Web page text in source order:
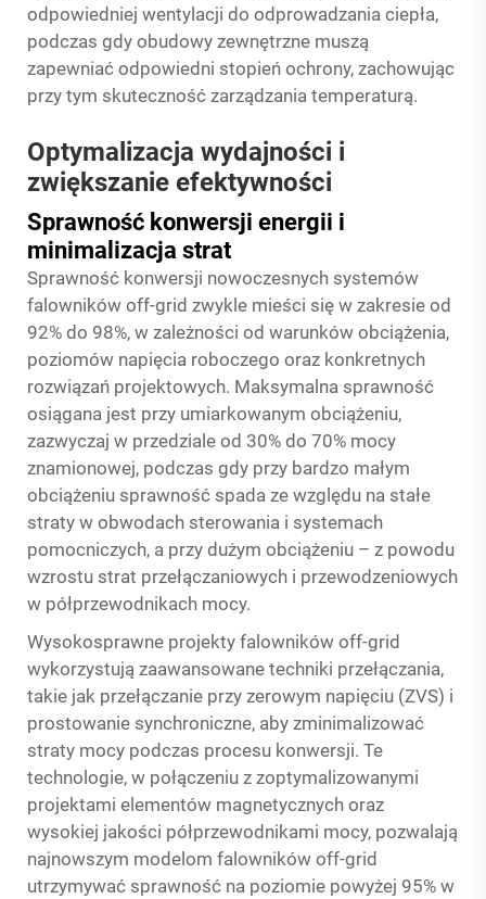
odpowiedniej wentylacji do odprowadzania ciepła,
podczas gdy obudowy zewnętrzne muszą
zapewniać odpowiedni stopień ochrony, zachowując
przy tym skuteczność zarządzania temperaturą.
Optymalizacja wydajności i
zwiększanie efektywności
Sprawność konwersji energii i
minimalizacja strat
Sprawność konwersji nowoczesnych systemów
falowników off-grid zwykle mieści się w zakresie od
92% do 98%, w zależności od warunków obciążenia,
poziomów napięcia roboczego oraz konkretnych
rozwiązań projektowych. Maksymalna sprawność
osiągana jest przy umiarkowanym obciążeniu,
zazwyczaj w przedziale od 30% do 70% mocy
znamionowej, podczas gdy przy bardzo małym
obciążeniu sprawność spada ze względu na stałe
straty w obwodach sterowania i systemach
pomocniczych, a przy dużym obciążeniu – z powodu
wzrostu strat przełączaniowych i przewodzeniowych
w półprzewodnikach mocy.
Wysokosprawne projekty falowników off-grid
wykorzystują zaawansowane techniki przełączania,
takie jak przełączanie przy zerowym napięciu (ZVS) i
prostowanie synchroniczne, aby zminimalizować
straty mocy podczas procesu konwersji. Te
technologie, w połączeniu z zoptymalizowanymi
projektami elementów magnetycznych oraz
wysokiej jakości półprzewodnikami mocy, pozwalają
najnowszym modelom falowników off-grid
utrzymywać sprawność na poziomie powyżej 95% w